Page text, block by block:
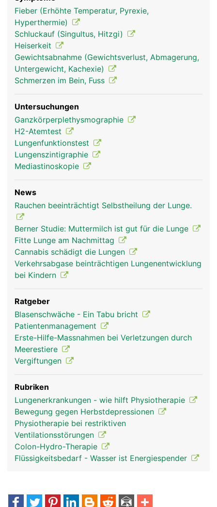
(Brustfell). Der feine Spalt zwischen ist mit einer
geringen Menge Flüssigkeit gefüllt, sodass sich die
Lunge beim Atmen reibungslos dehnen und
zusammenziehen kann.
Lunge Frau Lunge Mann
Fieber (Erhöhte Temperatur, Pyrexie,
Hyperthermie)
Schluckauf (Singultus, Hitzgi)
Heiserkeit
Gewichtsabnahme (Gewichtsverlust, Abmagerung,
Untergewicht, Kachexie)
Schmerzen im Bein, Fuss
Untersuchungen
Ganzkörperplethysmographie
H2-Atemtest
Lungenfunktionstest
Lungenszintigraphie
Mediastinoskopie
News
Rauchen beeinträchtigt Selbstheilung der Lunge.
Berner Studie: Muttermilch ist gut für die Lunge
Fitte Lunge am Nachmittag
Cannabis schädigt die Lungen
Verkehrsabgase beinträchtigen Lungenentwicklung
bei Kindern
Ratgeber
Blasenschwäche - Ein Tabu bricht
Patientenmanagement
Erste-Hilfe-Massnahmen bei Verletzungen durch
Meerestiere
Vergiftungen
Rubriken
Lungenerkrankungen - wie hilft Physiotherapie
Bewegung gegen Herbstdepressionen
Physiotherapie bei restriktiven
Ventilationsstörungen
Colon-Hydro-Therapie
Flüssigkeitsbedarf - Wasser ist Energiespender